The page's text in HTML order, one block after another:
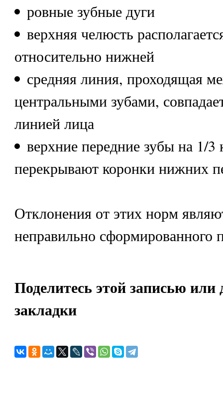
ровные зубные дуги
верхняя челюсть
относительно нижней
средняя линия, проходящая
центральными зубами,
линией лица
верхние передние зубы на 1/3
перекрывают коронки нижних
Отклонения от этих норм
неправильно сформированного
Поделитесь этой записью или
закладки